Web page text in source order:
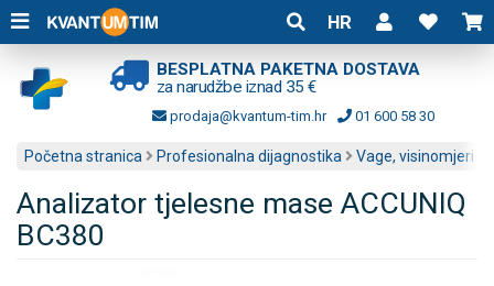
HR
BESPLATNA PAKETNA DOSTAVA
za narudžbe iznad 35 €
prodaja@kvantum-tim.hr 01 600 58 30
Početna stranica Profesionalna dijagnostika Vage, visinomjeri i
Analizator tjelesne mase ACCUNIQ
BC380